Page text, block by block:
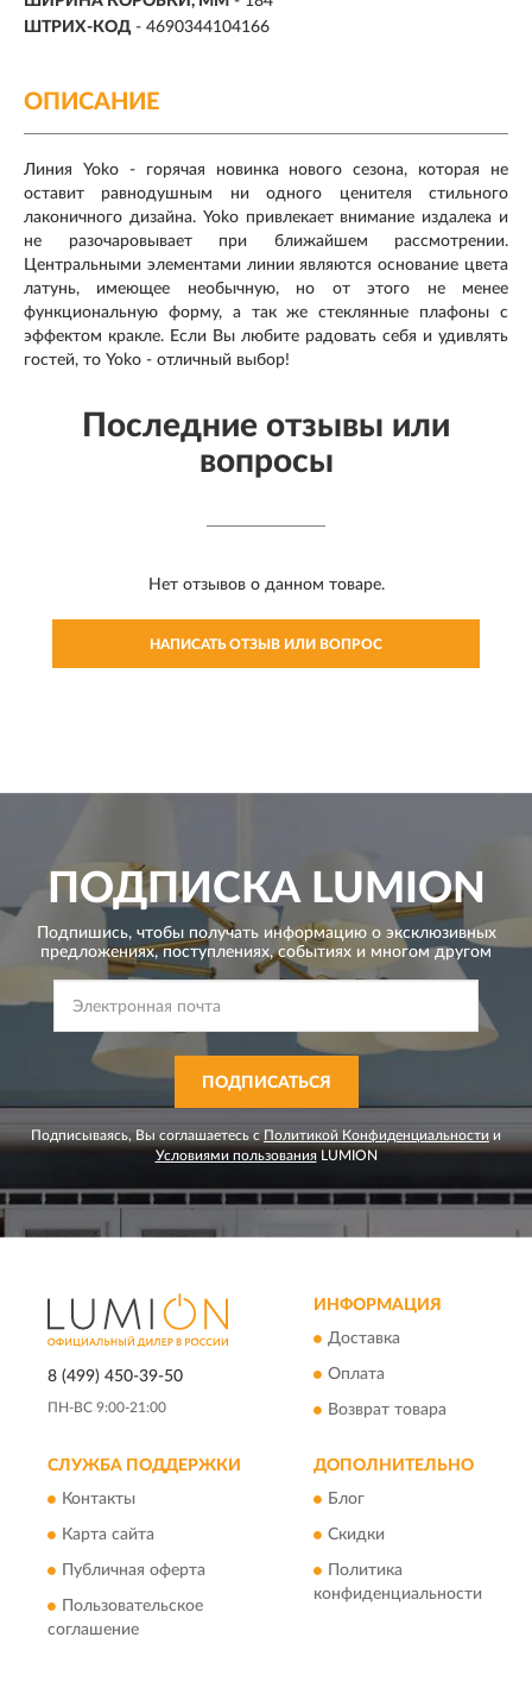
ШТРИХ-КОД - 4690344104166
ОПИСАНИЕ
Линия Yoko - горячая новинка нового сезона, которая не
оставит равнодушным ни одного ценителя стильного
лаконичного дизайна. Yoko привлекает внимание издалека и
не разочаровывает при ближайшем рассмотрении.
Центральными элементами линии являются основание цвета
латунь, имеющее необычную, но от этого не менее
функциональную форму, а так же стеклянные плафоны с
эффектом кракле. Если Вы любите радовать себя и удивлять
гостей, то Yoko - отличный выбор!
Последние отзывы или
вопросы
Нет отзывов о данном товаре.
НАПИСАТЬ ОТЗЫВ ИЛИ ВОПРОС
ПОДПИСКАLUMION
Подпишись, чтобы получать информацию о эксклюзивных
предложениях,поступлениях, событиях и многом другом
ПОДПИСАТЬСЯ
Подписываясь, Вы соглашаетесь с Политикой Конфиденциальности и
Условиями пользованияLUMION
8 (499) 450-39-50
ПН-ВС 9:00-21:00
ИНФОРМАЦИЯ
Доставка
Оплата
Возврат товара
СЛУЖБА ПОДДЕРЖКИ
Контакты
Карта сайта
Публичная оферта
Пользовательское
соглашение
ДОПОЛНИТЕЛЬНО
Блог
Скидки
Политика
конфиденциальности